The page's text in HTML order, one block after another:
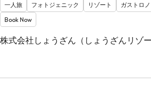
一人旅
フォトジェニック リゾート ガストロ
Book Now
株式会社しょうざん（しょうざんリゾー